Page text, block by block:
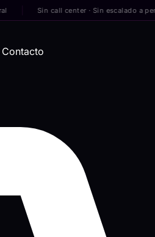
Sin call center · Sin escalado a península
Contacto